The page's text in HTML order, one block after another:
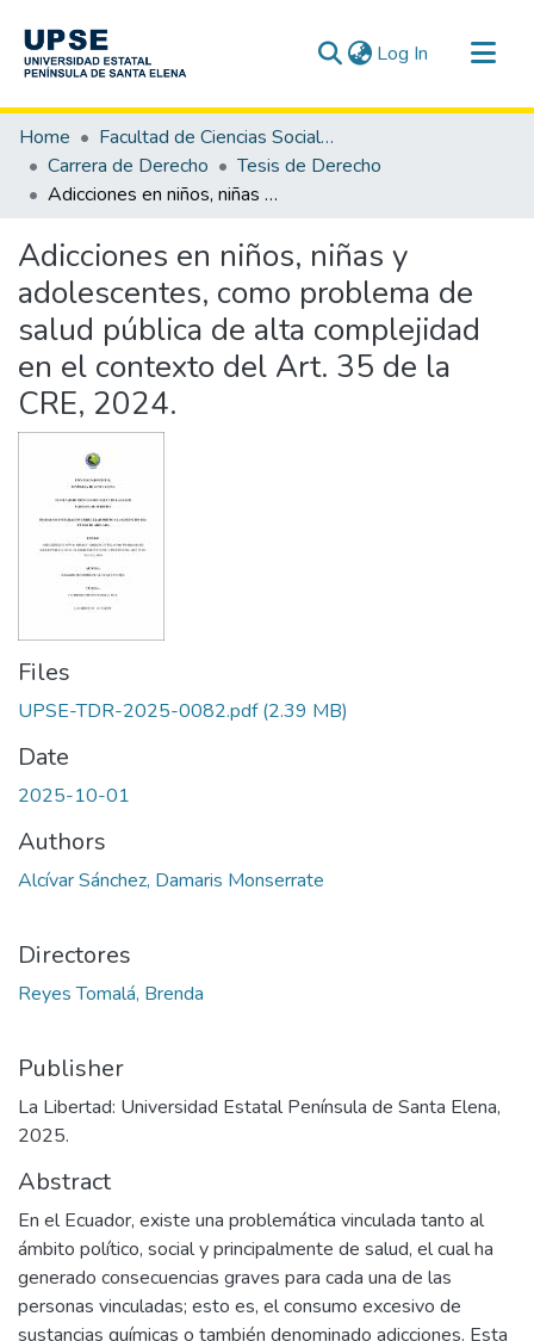
Log In (current)
Communities & Collections
All of DSpace
Statistics
Home
Facultad de Ciencias Sociales y de la Salud
Carrera de Derecho
Tesis de Derecho
Adicciones en niños, niñas y adolescentes, como problema de salud pública de alta complejidad en el contexto del Art. 35 de la CRE, 2024.
Adicciones en niños, niñas y
adolescentes, como problema de
salud pública de alta complejidad
en el contexto del Art. 35 de la
CRE, 2024.
Files
UPSE-TDR-2025-0082.pdf(2.39 MB)
Date
2025-10-01
Authors
Alcívar Sánchez, Damaris Monserrate
Directores
Reyes Tomalá, Brenda
Publisher
La Libertad: Universidad Estatal Península de Santa Elena,
2025.
Abstract
En el Ecuador, existe una problemática vinculada tanto al
ámbito político, social y principalmente de salud, el cual ha
generado consecuencias graves para cada una de las
personas vinculadas; esto es, el consumo excesivo de
sustancias químicas o también denominado adicciones. Esta